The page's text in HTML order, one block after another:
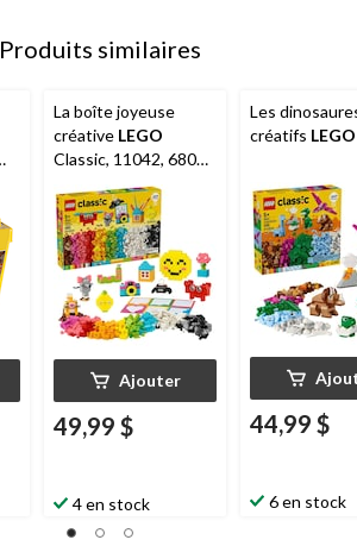
Produits similaires
La boîte joyeuse
créative LEGO
Classic, 11042, 680
pièces, 5 ans et plus
Ajouter
49,99 $
4 en stock
Les
créatifs LEGO
44,99 $
6 en stock